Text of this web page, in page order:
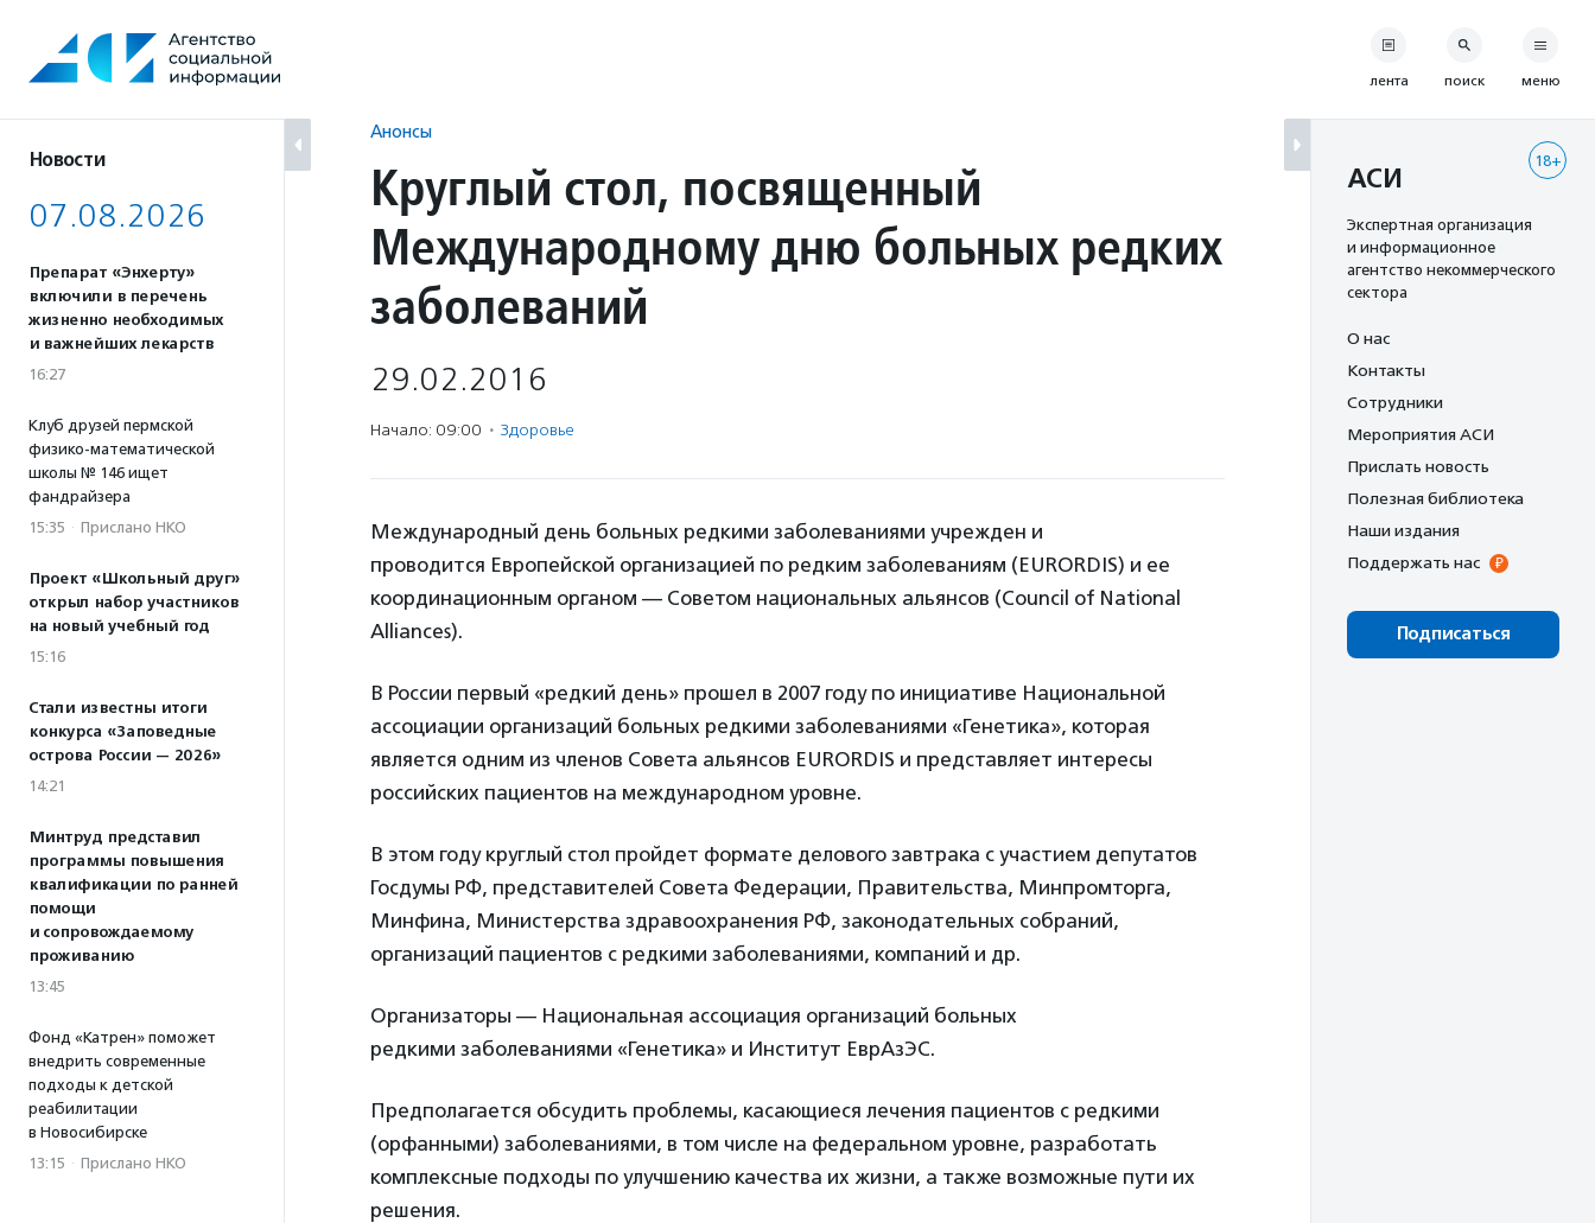
содержанию
Новости
07.08.2026
Препарат «Энхерту»
включили в перечень
жизненно необходимых
и важнейших лекарств
16:27
Клуб друзей пермской
физико-математической
школы № 146 ищет
фандрайзера
15:35 · Прислано НКО
Проект «Школьный друг»
открыл набор участников
на новый учебный год
15:16
Стали известны итоги
конкурса «Заповедные
острова России — 2026»
14:21
Минтруд представил
программы повышения
квалификации по ранней
помощи
и сопровождаемому
проживанию
13:45
Фонд «Катрен» поможет
внедрить современные
подходы к детской
реабилитации
в Новосибирске
13:15 · Прислано НКО
Анонсы
Круглый стол, посвященный
Международному дню больных редких
заболеваний
29.02.2016
Начало: 09:00 · Здоровье
Международный день больных редкими заболеваниями учрежден и
проводится Европейской организацией по редким заболеваниям (EURORDIS) и ее
координационным органом — Советом национальных альянсов (Council of National
Alliances).
В России первый «редкий день» прошел в 2007 году по инициативе Национальной
ассоциации организаций больных редкими заболеваниями «Генетика», которая
является одним из членов Совета альянсов EURORDIS и представляет интересы
российских пациентов на международном уровне.
В этом году круглый стол пройдет формате делового завтрака с участием депутатов
Госдумы РФ, представителей Совета Федерации, Правительства, Минпромторга,
Минфина, Министерства здравоохранения РФ, законодательных собраний,
организаций пациентов с редкими заболеваниями, компаний и др.
Организаторы — Национальная ассоциация организаций больных
редкими заболеваниями «Генетика» и Институт ЕврАзЭС.
Предполагается обсудить проблемы, касающиеся лечения пациентов с редкими
(орфанными) заболеваниями, в том числе на федеральном уровне, разработать
комплексные подходы по улучшению качества их жизни, а также возможные пути их
решения.
лента поиск меню
18+
АСИ
Экспертная организация
и информационное
агентство некоммерческого
сектора
О нас
Контакты
Сотрудники
Мероприятия АСИ
Прислать новость
Полезная библиотека
Наши издания
Поддержать нас
Подписаться